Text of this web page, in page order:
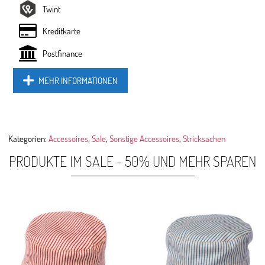
Twint
Kreditkarte
Postfinance
MEHR INFORMATIONEN
Kategorien:Accessoires,Sale,Sonstige Accessoires,Stricksachen
PRODUKTE IM SALE - 50% UND MEHR SPAREN